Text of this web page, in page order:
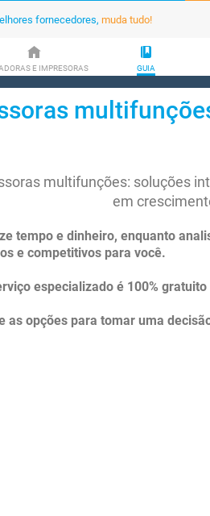
fornecedores, muda tudo!
E IMPRESORAS GUIA
multifunções: soluções
em
tempo e dinheiro, enquanto
e competitivos para você.
especializado é 100%
as opções para tomar uma